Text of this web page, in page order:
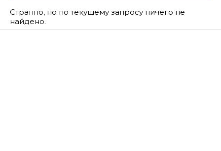
Странно, но по текущему запросу ничего не
найдено.